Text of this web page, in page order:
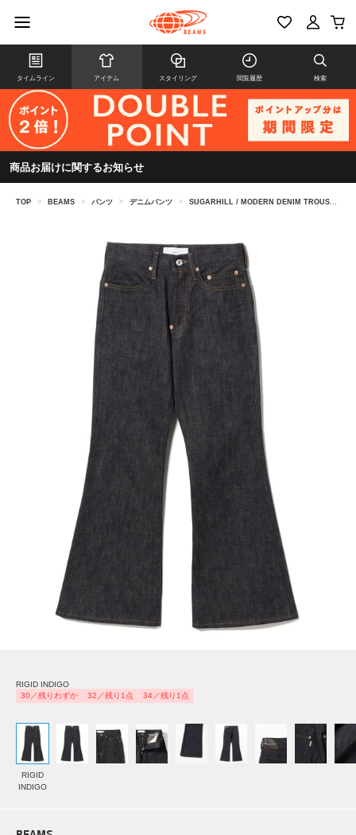
タイムライン アイテム スタイリング 閲覧履歴 検索
商品お届けに関するお知らせ
TOP > BEAMS > パンツ > デニムパンツ > SUGARHILL / MODERN DENIM TROUSERS FLARED CUT
RIGID INDIGO
30／残りわずか
32／残り1点 34／残り1点
RIGID
INDIGO